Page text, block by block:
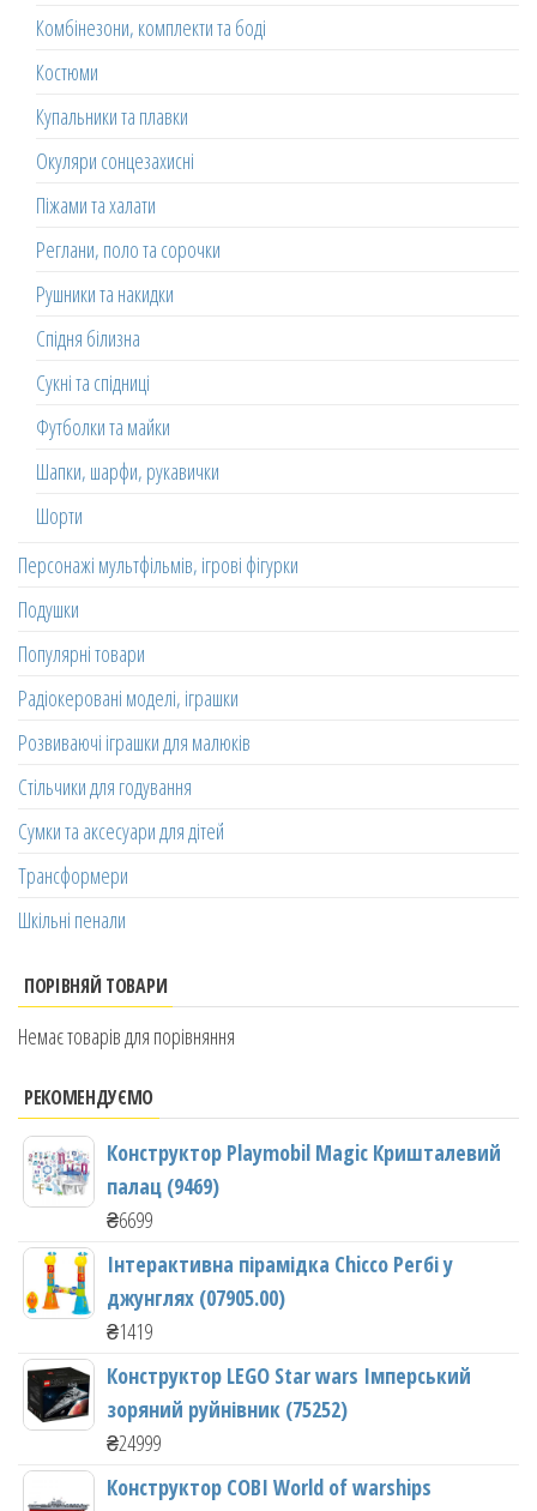
Комбінезони, комплекти та боді
Костюми
Купальники та плавки
Окуляри сонцезахисні
Піжами та халати
Реглани, поло та сорочки
Рушники та накидки
Спідня білизна
Сукні та спідниці
Футболки та майки
Шапки, шарфи, рукавички
Шорти
Персонажі мультфільмів, ігрові фігурки
Подушки
Популярні товари
Радіокеровані моделі, іграшки
Розвиваючі іграшки для малюків
Стільчики для годування
Сумки та аксесуари для дітей
Трансформери
Шкільні пенали
ПОРІВНЯЙ ТОВАРИ
Немає товарів для порівняння
РЕКОМЕНДУЄМО
Конструктор Playmobil Magic Кришталевий
палац (9469)
₴6699
Інтерактивна пірамідка Chicco Регбі у
джунглях (07905.00)
₴1419
Конструктор LEGO Star wars Імперський
зоряний руйнівник (75252)
₴24999
Конструктор COBI World of warships